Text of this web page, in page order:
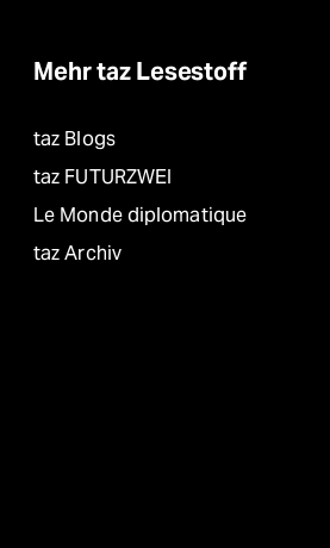
Mehr taz Lesestoff
taz Blogs
taz FUTURZWEI
Le Monde diplomatique
taz Archiv